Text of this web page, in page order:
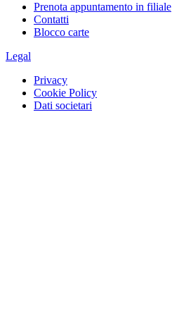
Prenota appuntamento in filiale
Contatti
Blocco carte
Legal
Privacy
Cookie Policy
Dati societari